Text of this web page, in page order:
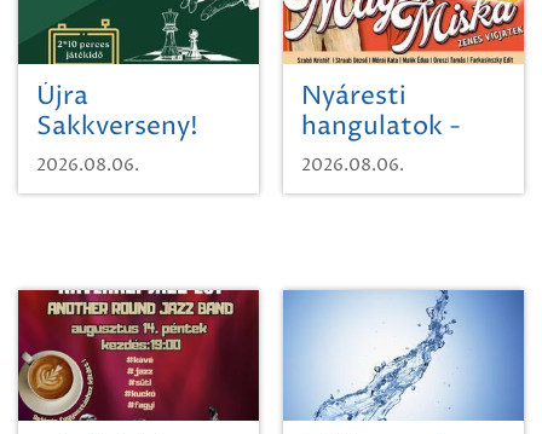
Újra
Sakkverseny!
2026.08.06.
Nyáresti
hangulatok -
Mágnás Miska
2026.08.06.